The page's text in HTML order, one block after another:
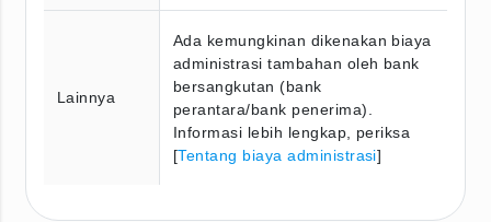
Lainnya
Ada kemungkinan dikenakan biaya
administrasi tambahan oleh bank
bersangkutan (bank
perantara/bank penerima).
Informasi lebih lengkap, periksa
[Tentang biaya administrasi]